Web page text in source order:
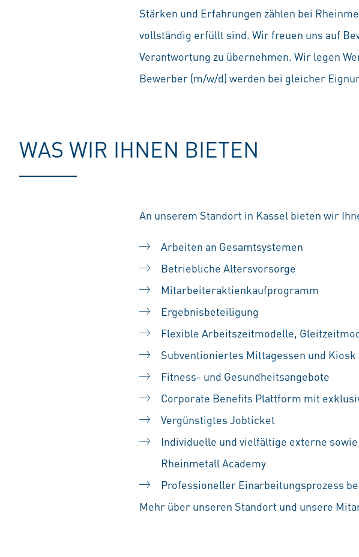
Stärken und Erfahrungen zählen bei
vollständig erfüllt sind. Wir freuen uns auf
Verantwortung zu übernehmen. Wir legen
Bewerber (m/w/d) werden bei gleicher
WAS WIR IHNEN BIETEN
An unserem Standort in Kassel bieten wir
Arbeiten an Gesamtsystemen
Betriebliche Altersvorsorge
Mitarbeiteraktienkaufprogramm
Ergebnisbeteiligung
Flexible Arbeitszeitmodelle,
Subventioniertes Mittagessen und Kiosk
Fitness- und Gesundheitsangebote
Corporate Benefits Plattform mit
Vergünstigtes Jobticket
Individuelle und vielfältige externe
Rheinmetall Academy
Professioneller Einarbeitungsprozess
Mehr über unseren Standort und unsere